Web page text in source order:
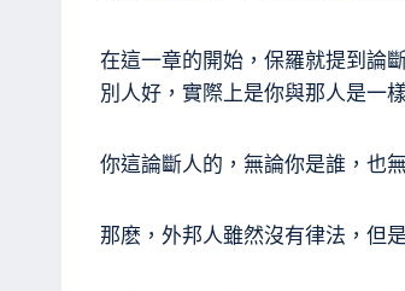
在這一章的開始，保羅就提到論
別人好，實際上是你與那人是一
你這論斷人的，無論你是誰，也
那麽，外邦人雖然沒有律法，但